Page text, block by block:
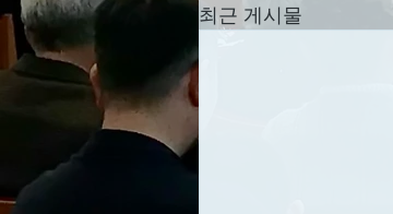
최근 게시물